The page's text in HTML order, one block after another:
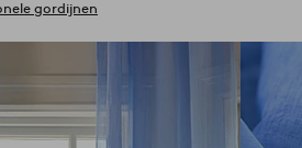
gordijnen